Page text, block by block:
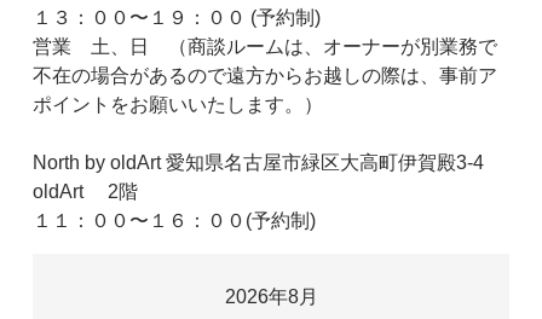
１３：００〜１９：００ (予約制)
営業 土、日 （商談ルームは、オーナーが別業務で
不在の場合があるので遠方からお越しの際は、事前ア
ポイントをお願いいたします。）
North by oldArt 愛知県名古屋市緑区大高町伊賀殿3-4
oldArt 2階
１１：００〜１６：００(予約制)
2026年8月